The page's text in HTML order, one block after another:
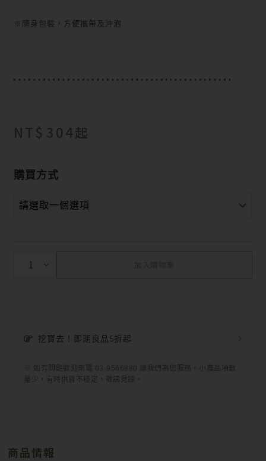
※隨身包裝，方便攜帶及沖泡
NT$ 304起
購買方式
挖寶去！即期良品5折起
※ 如有問題歡迎來電 03-9566880 讓我們為您服務。小農品項數
量少，有時供貨不穩定，敬請見諒。
商品情報